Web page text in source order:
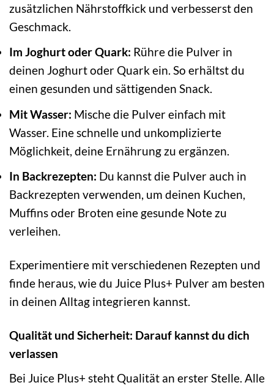
zusätzlichen Nährstoffkick und verbesserst den
Geschmack.
Im Joghurt oder Quark: Rühre die Pulver in
deinen Joghurt oder Quark ein. So erhältst du
einen gesunden und sättigenden Snack.
Mit Wasser: Mische die Pulver einfach mit
Wasser. Eine schnelle und unkomplizierte
Möglichkeit, deine Ernährung zu ergänzen.
In Backrezepten: Du kannst die Pulver auch in
Backrezepten verwenden, um deinen Kuchen,
Muffins oder Broten eine gesunde Note zu
verleihen.
Experimentiere mit verschiedenen Rezepten und
finde heraus, wie du Juice Plus+ Pulver am besten
in deinen Alltag integrieren kannst.
Qualität und Sicherheit: Darauf kannst du dich
verlassen
Bei Juice Plus+ steht Qualität an erster Stelle. Alle